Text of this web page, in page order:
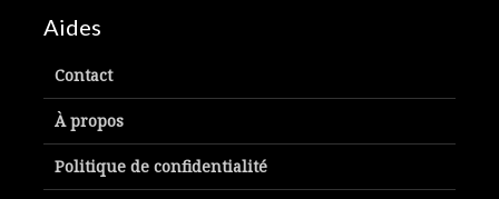
Aides
Contact
À propos
Politique de confidentialité